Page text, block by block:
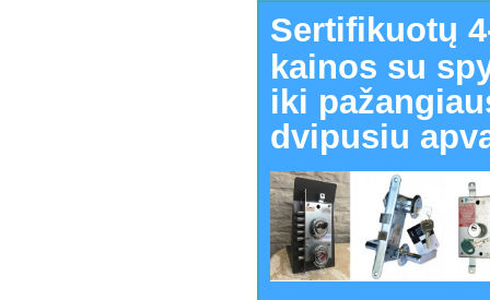
Sertifikuotų
kainos su
iki
dvipusiu